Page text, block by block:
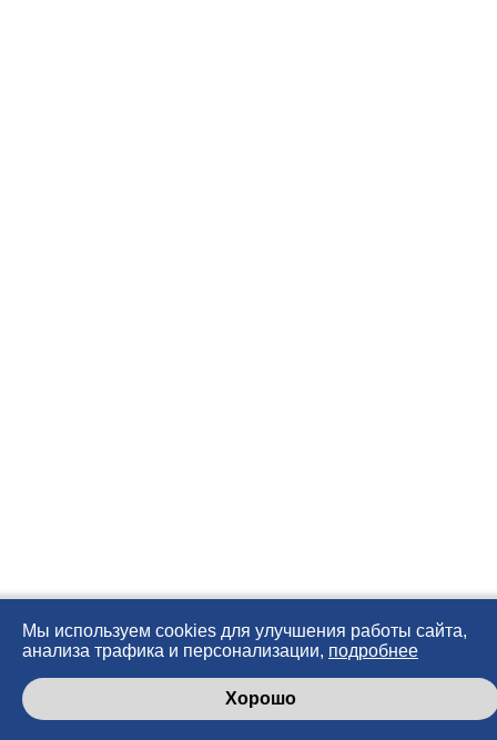
Мы используем cookies для улучшения работы сайта,
анализа трафика и персонализации, подробнее
Хорошо